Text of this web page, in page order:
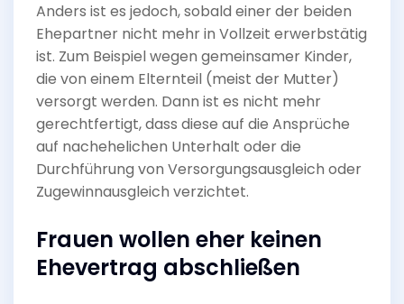
Anders ist es jedoch, sobald einer der beiden
Ehepartner nicht mehr in Vollzeit erwerbstätig
ist. Zum Beispiel wegen gemeinsamer Kinder,
die von einem Elternteil (meist der Mutter)
versorgt werden. Dann ist es nicht mehr
gerechtfertigt, dass diese auf die Ansprüche
auf nachehelichen Unterhalt oder die
Durchführung von Versorgungsausgleich oder
Zugewinnausgleich verzichtet.
Frauen wollen eher keinen
Ehevertrag abschließen